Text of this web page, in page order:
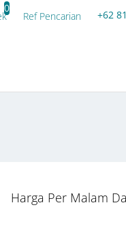
0
Ref Pencarian +62
Harga Per Malam